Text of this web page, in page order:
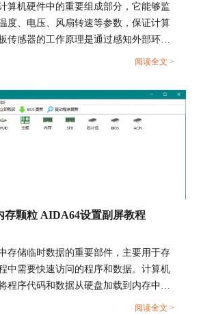
修改传感器面板刷新周期
要使用到小编提前准备好的传感
就是一张500*145大小的图片，
肤”大家也可以自己使用
，接下来使用小编的“皮肤”即
算机硬件中的重要组成部分，它能够监
度、电压、风扇转速等参数，保证计算
传感器的工作原理是通过感知外部环境
转化为电信号，再通过主板上的芯片处
件可以读取这些信息，并向用户作出
感器怎么看，传感器性能参数了解的
简单介绍。...
阅读全文 >
存颗粒 AIDA64设置副屏教程
存储临时数据的重要部件，主要用于存
中需要快速访问的程序和数据。计算机
程序代码和数据从硬盘加载到内存中，
问。内存颗粒通过SRAM和DRAM这两
阅读全文 >